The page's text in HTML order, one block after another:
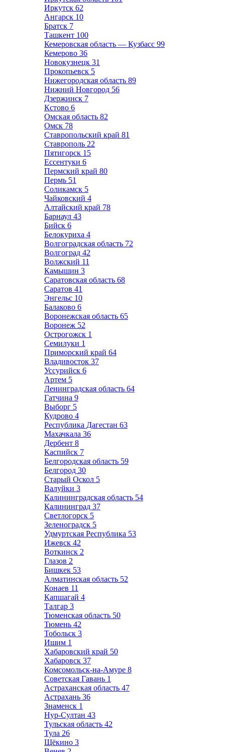
Иркутск 62
Ангарск 10
Братск 7
Ташкент 100
Кемеровская область — Кузбасс 99
Кемерово 36
Новокузнецк 31
Прокопьевск 5
Нижегородская область 89
Нижний Новгород 56
Дзержинск 7
Кстово 6
Омская область 82
Омск 78
Ставропольский край 81
Ставрополь 22
Пятигорск 15
Ессентуки 6
Пермский край 80
Пермь 51
Соликамск 5
Чайковский 4
Алтайский край 78
Барнаул 43
Бийск 6
Белокуриха 4
Волгоградская область 72
Волгоград 42
Волжский 11
Камышин 3
Саратовская область 68
Саратов 41
Энгельс 10
Балаково 6
Воронежская область 65
Воронеж 52
Острогожск 1
Семилуки 1
Приморский край 64
Владивосток 37
Уссурийск 6
Артем 5
Ленинградская область 64
Гатчина 9
Выборг 5
Кудрово 4
Республика Дагестан 63
Махачкала 36
Дербент 8
Каспийск 7
Белгородская область 59
Белгород 30
Старый Оскол 5
Валуйки 3
Калининградская область 54
Калининград 37
Светлогорск 5
Зеленоградск 5
Удмуртская Республика 53
Ижевск 42
Воткинск 2
Глазов 2
Бишкек 53
Алматинская область 52
Конаев 11
Капшагай 4
Талгар 3
Тюменская область 50
Тюмень 42
Тобольск 3
Ишим 1
Хабаровский край 50
Хабаровск 37
Комсомольск-на-Амуре 8
Советская Гавань 1
Астраханская область 47
Астрахань 36
Знаменск 1
Нур-Султан 43
Тульская область 42
Тула 26
Щёкино 3